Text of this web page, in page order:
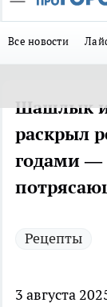
Все новости
Шашлык
раскрыл
годами —
Рецепты
3 августа